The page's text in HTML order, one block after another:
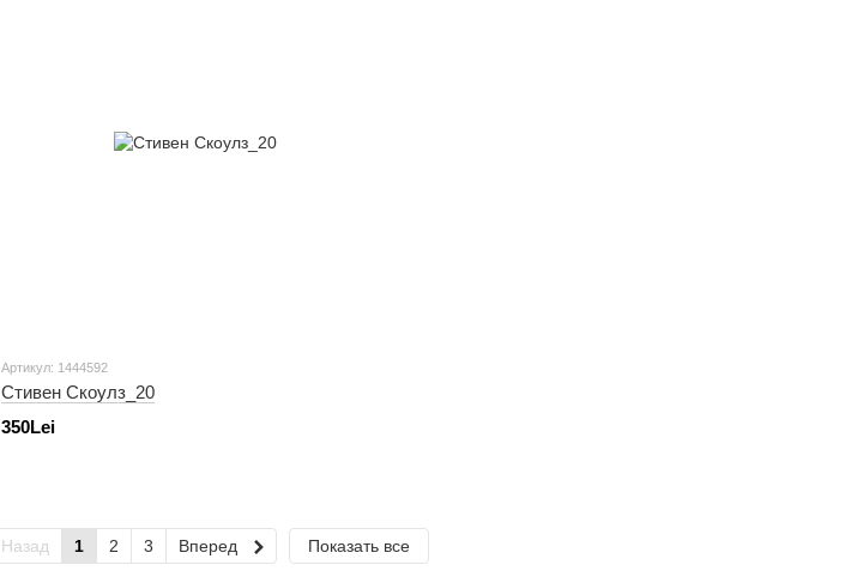
Артикул: 1444592
Стивен Скоулз_20
350Lei
Назад 1 2 3 Вперед Показать все